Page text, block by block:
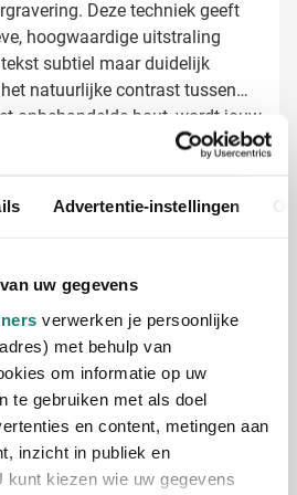
Advertentie-instellingen
uw gegevens
verwerken je persoonlijke
met behulp van
om informatie op uw
te gebruiken met als doel
en content, metingen aan
inzicht in publiek en
kunt kiezen wie uw gegevens
Deze techniek geeft
hoogwaardige uitstraling
subtiel maar duidelijk
natuurlijke contrast tussen
onbehandelde hout, wordt jouw
manier gepresenteerd.
bedrukken met jouw
maken we van
een persoonlijk visitekaartje
in één of meerdere
voor een duurzame indruk
passende slogan of tekst
van je bedrukte
er op deze houten